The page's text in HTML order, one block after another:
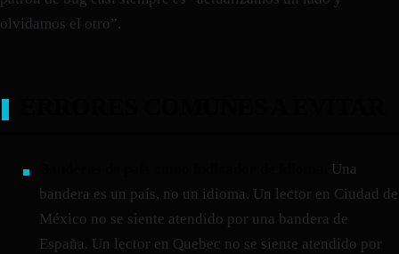
olvidamos el otro”.
Una
bandera es un país, no un idioma. Un lector en Ciudad de
México no se siente atendido por una bandera de
España. Un lector en Quebec no se siente atendido por